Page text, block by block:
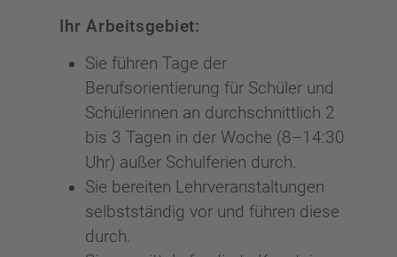
Ihr Arbeitsgebiet:
Sie führen Tage der
Berufsorientierung für Schüler und
Schülerinnen an durchschnittlich 2
bis 3 Tagen in der Woche (8–14:30
Uhr) außer Schulferien durch.
Sie bereiten Lehrveranstaltungen
selbstständig vor und führen diese
durch.